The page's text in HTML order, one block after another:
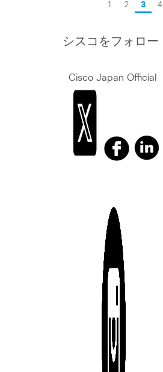
1 2 3 4
シスコをフォロー
Cisco Japan Official